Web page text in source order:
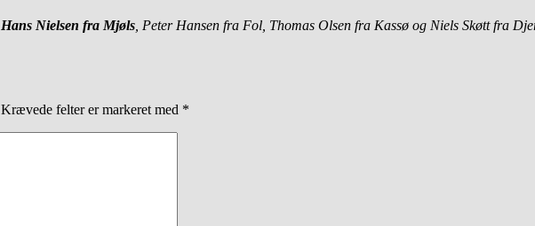
Hans Nielsen fra Mjøls , Peter Hansen fra Fol, Thomas Olsen fra Kassø og Niels Skøtt fra
Krævede felter er markeret med *